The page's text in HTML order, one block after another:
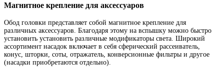
Магнитное крепление для аксессуаров
Обод головки представляет собой магнитное крепление для
различных аксессуаров. Благодаря этому на вспышку можно быстро
установить установить различные модификаторы света. Широкий
ассортимент насадок включает в себя сферический рассеиватель,
конус, шторки, соты, отражатель, конверсионные фильтры и другое
(насадки приобретаются отдельно).